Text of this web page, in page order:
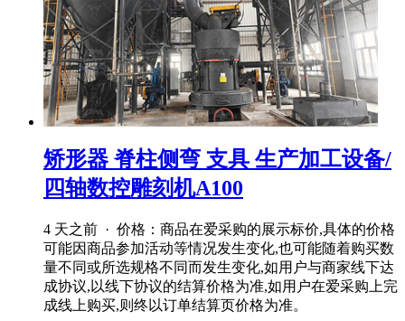
矫形器 脊柱侧弯 支具 生产加工设备/
四轴数控雕刻机A100
4 天之前 · 价格：商品在爱采购的展示标价,具体的价格
可能因商品参加活动等情况发生变化,也可能随着购买数
量不同或所选规格不同而发生变化,如用户与商家线下达
成协议,以线下协议的结算价格为准,如用户在爱采购上完
成线上购买,则终以订单结算页价格为准。